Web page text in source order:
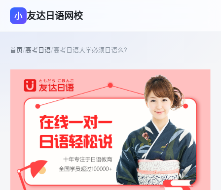
小 友达日语网校
首页/高考日语/高考日语大学必须日语么?